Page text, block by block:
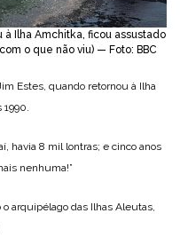
à Ilha Amchitka, ficou assustado
o que não viu) — Foto: BBC
Estes, quando retornou à Ilha
havia 8 mil lontras; e cinco anos
nenhuma!”
arquipélago das Ilhas Aleutas,